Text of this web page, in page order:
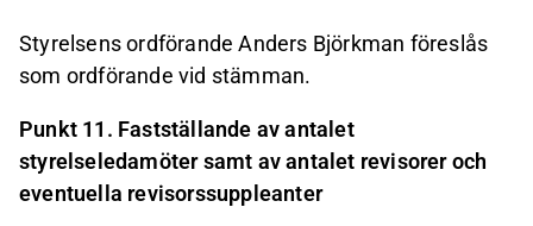
Styrelsens ordförande Anders Björkman föreslås
som ordförande vid stämman.
Punkt 11. Fastställande av antalet
styrelseledamöter samt av antalet revisorer och
eventuella revisorssuppleanter